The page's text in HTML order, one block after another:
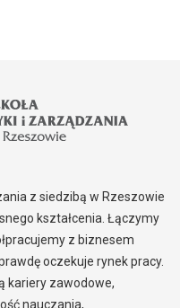
z siedzibą w Rzeszowie
kształcenia. Łączymy
z biznesem
oczekuje rynek pracy.
kariery zawodowe,
nauczania,